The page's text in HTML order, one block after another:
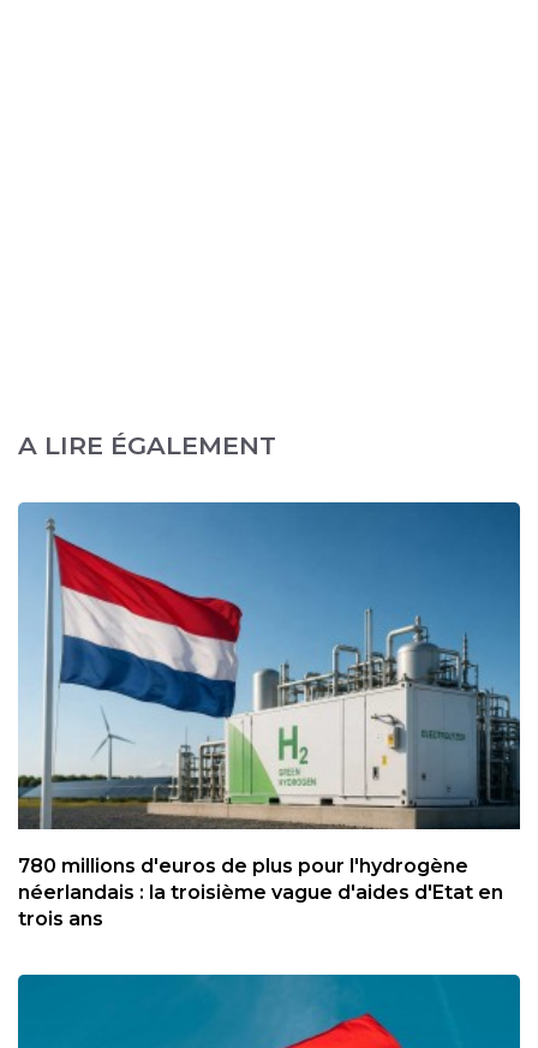
A LIRE ÉGALEMENT
780 millions d'euros de plus pour l'hydrogène
néerlandais : la troisième vague d'aides d'Etat en
trois ans